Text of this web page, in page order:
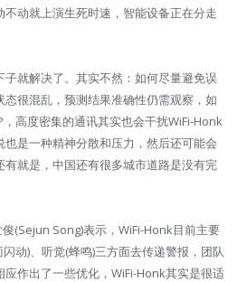
动就上演生死时速，智能设备正在分走
子就解决了。其实不然：如何尽量避免误
很混乱，预测结果准确性仍需观察，如
高度密集的通讯其实也会干扰WiFi-Honk
是一种精神分散和压力，然后还可能会
就是，中国还有很多城市道路是没有完
(Sejun Song)表示，WiFi-Honk目前主要
动)、听觉(蜂鸣)三方面去传递警报，团队
作出了一些优化，WiFi-Honk其实是很适